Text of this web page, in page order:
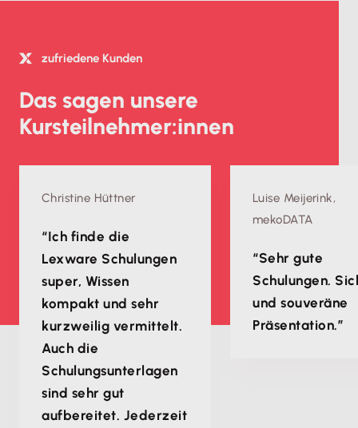
zufriedene Kunden
Das sagen unsere
Kursteilnehmer:innen
Christine Hüttner
“Ich finde die
Lexware Schulungen
super, Wissen
kompakt und sehr
kurzweilig vermittelt.
Auch die
Schulungsunterlagen
sind sehr gut
aufbereitet. Jederzeit
Luise Meijerink,
mekoDATA
“Sehr gute
Schulungen.
und souveräne
Präsentation.”